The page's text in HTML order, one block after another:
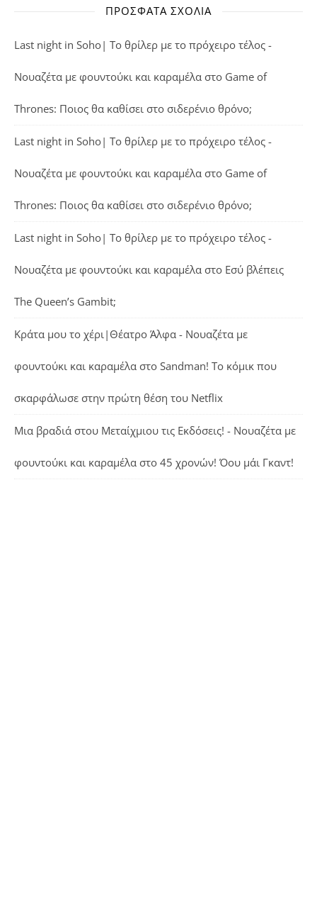
ΠΡΌΣΦΑΤΑ ΣΧΌΛΙΑ
Last night in Soho| Το θρίλερ με το πρόχειρο τέλος -
Νουαζέτα με φουντούκι και καραμέλα στο Game of
Thrones: Ποιος θα καθίσει στο σιδερένιο θρόνο;
Last night in Soho| Το θρίλερ με το πρόχειρο τέλος -
Νουαζέτα με φουντούκι και καραμέλα στο Game of
Thrones: Ποιος θα καθίσει στο σιδερένιο θρόνο;
Last night in Soho| Το θρίλερ με το πρόχειρο τέλος -
Νουαζέτα με φουντούκι και καραμέλα στο Εσύ βλέπεις
The Queen’s Gambit;
Κράτα μου το χέρι|Θέατρο Άλφα - Νουαζέτα με
φουντούκι και καραμέλα στο Sandman! Το κόμικ που
σκαρφάλωσε στην πρώτη θέση του Netflix
Μια βραδιά στου Μεταίχμιου τις Εκδόσεις! - Νουαζέτα με
φουντούκι και καραμέλα στο 45 χρονών! Όου μάι Γκαντ!